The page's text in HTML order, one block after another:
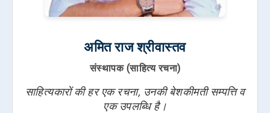
अमित राज श्रीवास्तव
संस्थापक (साहित्य रचना)
साहित्यकारों की हर एक रचना, उनकी बेशकीमती सम्पत्ति व
एक उपलब्धि है।